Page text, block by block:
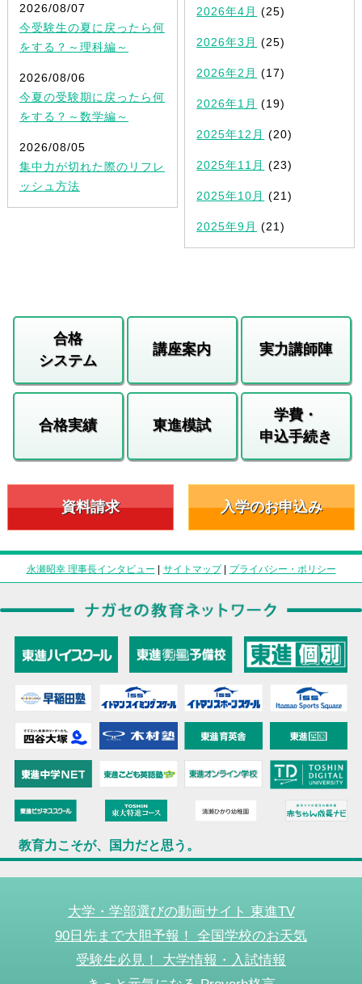
2026/08/07
今受験生の夏に戻ったら何
をする？～理科編～
2026/08/06
今夏の受験期に戻ったら何
をする？～数学編～
2026/08/05
集中力が切れた際のリフレ
ッシュ方法
2026年4月 (25)
2026年3月 (25)
2026年2月 (17)
2026年1月 (19)
2025年12月 (20)
2025年11月 (23)
2025年10月 (21)
2025年9月 (21)
合格
システム
講座案内 実力講師陣
合格実績 東進模試
学費・
申込手続き
資料請求 入学のお申込み
永瀬昭幸 理事長インタビュー | サイトマップ| プライバシー・ポリシー
教育力こそが、国力だと思う。
大学・学部選びの動画サイト 東進TV
90日先まで大胆予報！ 全国学校のお天気
受験生必見！ 大学情報・入試情報